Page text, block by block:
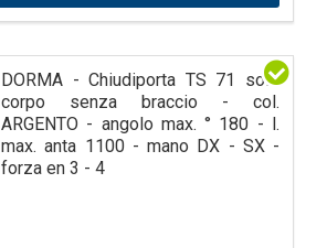
DORMA - Chiudiporta TS 71 solo
corpo senza braccio - col.
ARGENTO - angolo max. ° 180 - l.
max. anta 1100 - mano DX - SX -
forza en 3 - 4